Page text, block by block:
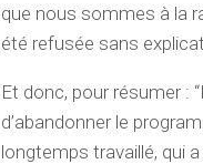
que nous sommes à la
été refusée sans
Et donc, pour résumer :
d’abandonner le
longtemps travaillé, qui